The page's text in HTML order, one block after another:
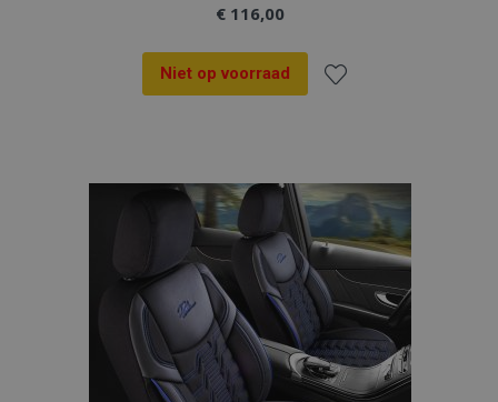
€ 116,00
Niet op voorraad
aan
verlanglijst